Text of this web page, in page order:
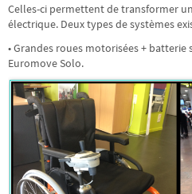
Celles-ci permettent de transformer
électrique. Deux types de systèmes
• Grandes roues motorisées + batterie
Euromove Solo.